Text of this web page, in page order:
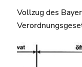
Vollzug des